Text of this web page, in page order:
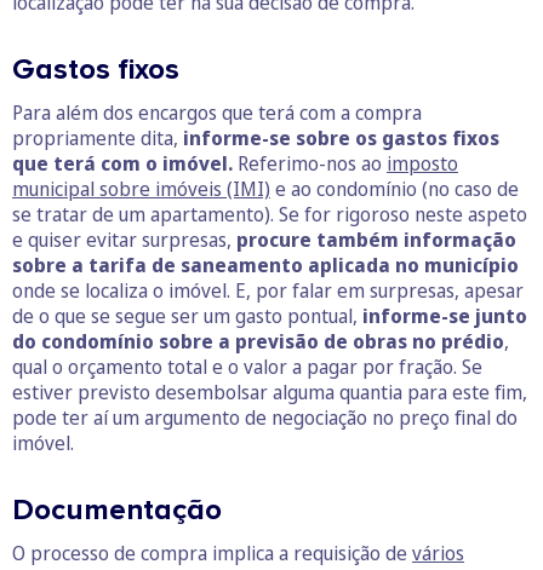
Gastos fixos
Para além dos encargos que terá com a compra
propriamente dita, informe-se sobre os gastos fixos
que terá com o imóvel. Referimo-nos ao imposto
municipal sobre imóveis (IMI) e ao condomínio (no caso de
se tratar de um apartamento). Se for rigoroso neste aspeto
e quiser evitar surpresas, procure também informação
sobre a tarifa de saneamento aplicada no município
onde se localiza o imóvel. E, por falar em surpresas, apesar
de o que se segue ser um gasto pontual, informe-se junto
do condomínio sobre a previsão de obras no prédio,
qual o orçamento total e o valor a pagar por fração. Se
estiver previsto desembolsar alguma quantia para este fim,
pode ter aí um argumento de negociação no preço final do
imóvel.
Documentação
O processo de compra implica a requisição de vários